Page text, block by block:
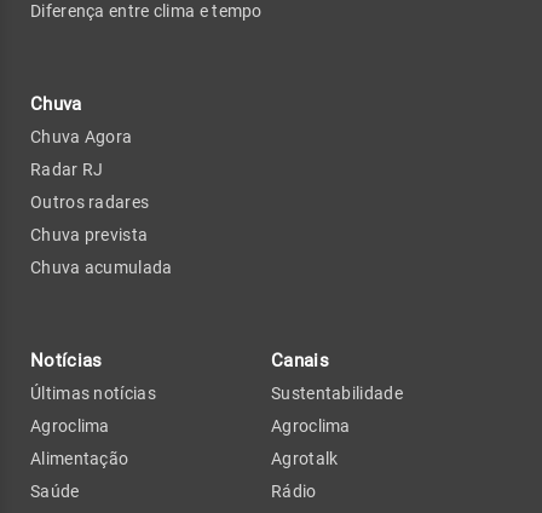
Diferença entre clima e tempo
Chuva
Chuva Agora
Radar RJ
Outros radares
Chuva prevista
Chuva acumulada
Notícias
Últimas notícias
Agroclima
Alimentação
Saúde
Canais
Sustentabilidade
Agroclima
Agrotalk
Rádio